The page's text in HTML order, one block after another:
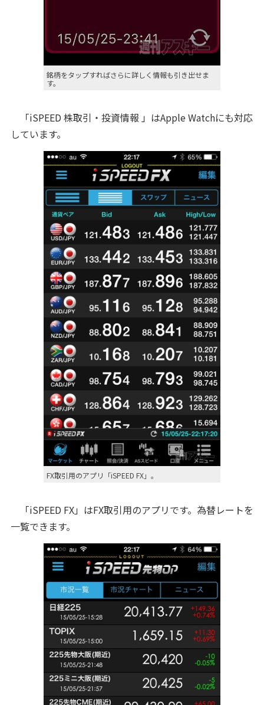
銘柄をタップすればさらに詳しく情報も引き出せま
す。
「iSPEED 株取引・投資情報 」はApple Watchにも対応
しています。
FX取引用のアプリ「iSPEED FX」。
「iSPEED FX」はFX取引用のアプリです。為替レートを
一覧できます。